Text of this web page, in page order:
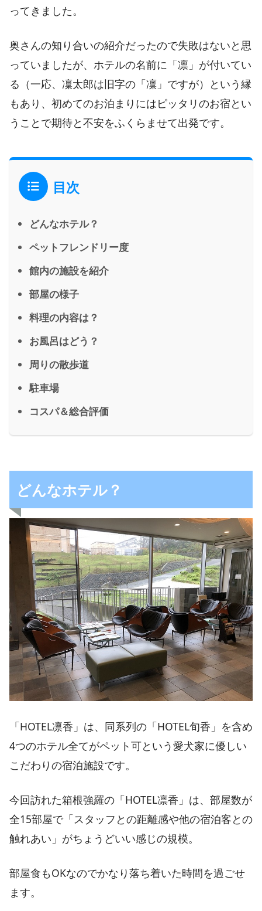
ってきました。
奥さんの知り合いの紹介だったので失敗はないと思
っていましたが、ホテルの名前に「凛」が付いてい
る（一応、凜太郎は旧字の「凜」ですが）という縁
もあり、初めてのお泊まりにはピッタリのお宿とい
うことで期待と不安をふくらませて出発です。
目次
どんなホテル？
ペットフレンドリー度
館内の施設を紹介
部屋の様子
料理の内容は？
お風呂はどう？
周りの散歩道
駐車場
コスパ＆総合評価
どんなホテル？
「HOTEL凛香」は、同系列の「HOTEL旬香」を含め
4つのホテル全てがペット可という愛犬家に優しい
こだわりの宿泊施設です。
今回訪れた箱根強羅の「HOTEL凛香」は、部屋数が
全15部屋で「スタッフとの距離感や他の宿泊客との
触れあい」がちょうどいい感じの規模。
部屋食もOKなのでかなり落ち着いた時間を過ごせ
ます。